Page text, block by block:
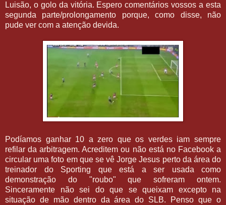
Luisão, o golo da vitória. Espero comentários vossos a esta
segunda parte/prolongamento porque, como disse, não
pude ver com a atenção devida.
Podíamos ganhar 10 a zero que os verdes iam sempre
refilar da arbitragem. Acreditem ou não está no Facebook a
circular uma foto em que se vê Jorge Jesus perto da área do
treinador do Sporting que está a ser usada como
demonstração do "roubo" que sofreram ontem.
Sinceramente não sei do que se queixam excepto na
situação de mão dentro da área do SLB. Penso que o